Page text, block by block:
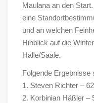
Maulana an den
eine
und an welchen
Hinblick auf die
Halle/Saale.
Folgende Ergebnisse
1. Steven Richter –
2. Korbinian Häßler –